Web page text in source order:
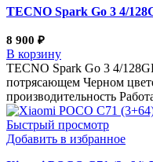
TECNO Spark Go 3 4/
8 900 ₽
В корзину
TECNO Spark Go 3 4/
потрясающем Черном
производительность
Быстрый просмотр
Добавить в избранное